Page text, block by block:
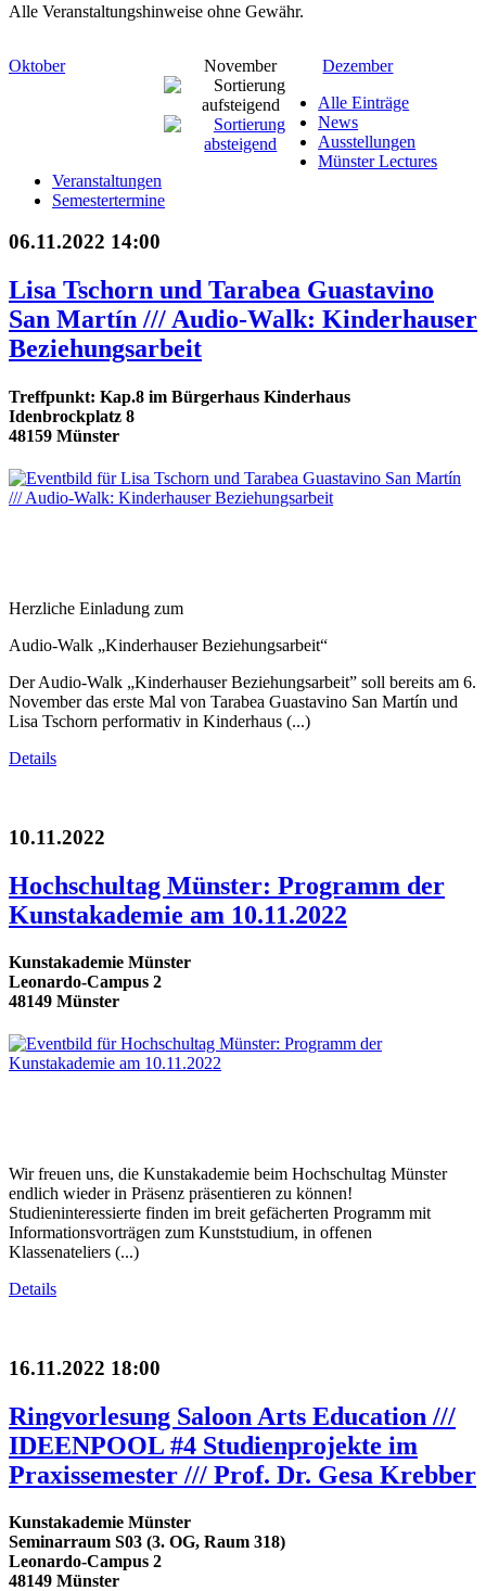
Alle Veranstaltungshinweise ohne Gewähr.
Oktober November
Dezember
Alle Einträge
News
Ausstellungen
Münster Lectures
Veranstaltungen
Semestertermine
06.11.2022 14:00
Lisa Tschorn und Tarabea Guastavino
San Martín /// Audio-Walk: Kinderhauser
Beziehungsarbeit
Treffpunkt: Kap.8 im Bürgerhaus Kinderhaus
Idenbrockplatz 8
48159 Münster
Herzliche Einladung zum
Audio-Walk „Kinderhauser Beziehungsarbeit“
Der Audio-Walk „Kinderhauser Beziehungsarbeit” soll bereits am 6.
November das erste Mal von Tarabea Guastavino San Martín und
Lisa Tschorn performativ in Kinderhaus (...)
Details
10.11.2022
Hochschultag Münster: Programm der
Kunstakademie am 10.11.2022
Kunstakademie Münster
Leonardo-Campus 2
48149 Münster
Wir freuen uns, die Kunstakademie beim Hochschultag Münster
endlich wieder in Präsenz präsentieren zu können!
Studieninteressierte finden im breit gefächerten Programm mit
Informationsvorträgen zum Kunststudium, in offenen
Klassenateliers (...)
Details
16.11.2022 18:00
Ringvorlesung Saloon Arts Education ///
IDEENPOOL #4 Studienprojekte im
Praxissemester /// Prof. Dr. Gesa Krebber
Kunstakademie Münster
Seminarraum S03 (3. OG, Raum 318)
Leonardo-Campus 2
48149 Münster